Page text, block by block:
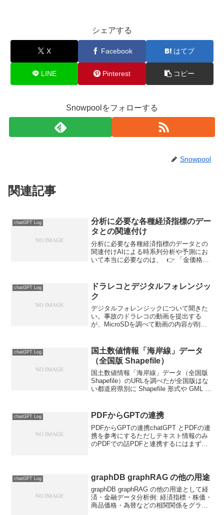
シェアする
X Facebook はてブ
LINE Pinterest コピー
Snowpoolをフォローする
Snowpool
関連記事
chatGPT Log
分析に必要な各種経済指標のデー
タとの関連付け
分析に必要な各種経済指標のデータとの
関連付けAIによる時系列分析や予測にお
いて本当に必要なのは、 👉 「金価格
説）」です。✅ その理由（AIの本質に基
づく）AI（特に...
chatGPT Log
ドラレコとデジタルフォレンジッ
ク
デジタルフォレンジックについて聞きた
い。事故のドラレコの動画を提出する
が、MicroSDを調べて動画の内容が削除
明したい✅ 結論MicroSDカードのデジタ
ルフォレンジ...
chatGPT Log
国土数値情報「海岸線」データ
（全国版 Shapefile）
国土数値情報「海岸線」データ（全国版
Shapefile）のURLを調べたが全国版はな
い都道府県別に Shapefile 形式や GML 形
岸線データのリンクだけど最新...
chatGPT Log PDFからGPTの連携
PDFからGPTの連携chatGPT とPDFの連
携を参考にするただしテキスト情報のみ
のPDFでの話PDFと連携するにはまず
字...
chatGPT Log graphDB graphRAG の他の用途
graphDB graphRAG の他の用途として経
済・金融データ分析例: 経済指標・株価・
商品価格・為替などの相関関係をグラフ